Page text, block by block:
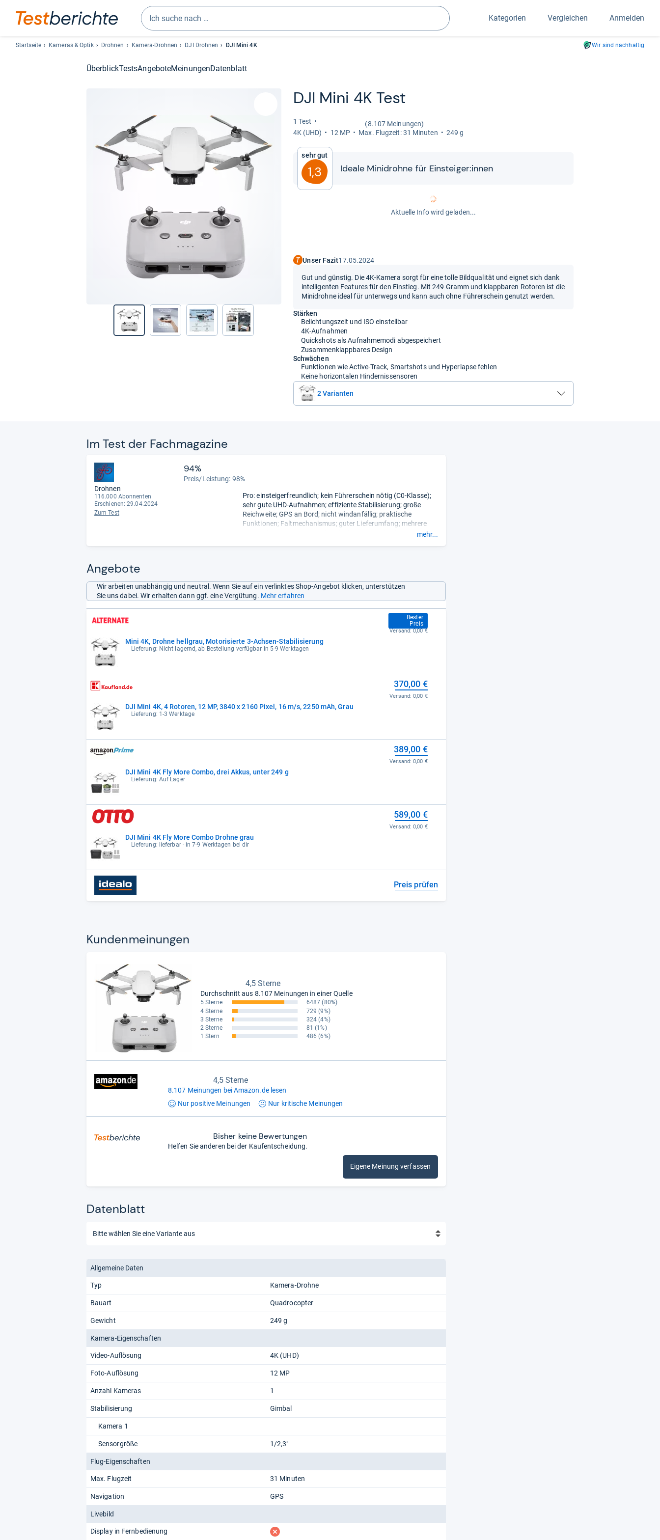
Suchen
Sie
drei
automatisch
lassen
sich
mit
Pfeiltasten
Kategorien Vergleichen Anmelden
Startseite Kameras & Optik Drohnen Kamera-Drohnen DJI Drohnen DJI Mini 4K Wir sind nachhaltig
ÜberblickTestsAngeboteMeinungenDatenblatt
DJI Mini 4K Test
1 Test
(8.107 Meinungen)
4K (UHD)
12 MP Max. Flug­zeit: 31 Minu­ten 249 g
Sehr gut
1,3 Ideale Mini­drohne für Ein­stei­ger:innen
Aktuelle Info wird geladen...
Unser Fazit17.05.2024
Gut und günstig. Die 4K-Kamera sorgt für eine tolle Bildqualität und eignet sich dank
intelligenten Features für den Einstieg. Mit 249 Gramm und klappbaren Rotoren ist die
Minidrohne ideal für unterwegs und kann auch ohne Führerschein genutzt werden.
Stärken
Belichtungszeit und ISO einstellbar
4K-Aufnahmen
Quickshots als Aufnahmemodi abgespeichert
Zusammenklappbares Design
Schwächen
Funktionen wie Active-Track, Smartshots und Hyperlapse fehlen
Keine horizontalen Hindernissensoren
2 Varianten
Im Test der Fach­ma­ga­zine
Drohnen
116.000 Abonnenten
Erschienen: 29.04.2024
Zum Test
94%
Preis/Leistung: 98%
Pro: einsteigerfreundlich; kein Führerschein nötig (C0-Klasse);
sehr gute UHD-Aufnahmen; effiziente Stabilisierung; große
Reichweite; GPS an Bord; nicht windanfällig; praktische
Funktionen; Faltmechanismus; guter Lieferumfang; mehrere
optionale Combos erhältlich; sehr fairer Preis für das Gebotene.
mehr...
Angebote
Wir arbeiten unabhängig und neutral. Wenn Sie auf ein verlinktes Shop-Angebot klicken, unterstützen
Sie uns dabei. Wir erhalten dann ggf. eine Vergütung. Mehr erfahren
Mini 4K, Drohne hellgrau, Motorisierte 3-Achsen-Stabilisierung
Lieferung: Nicht lagernd, ab Bestellung verfügbar in 5-9 Werktagen
Bester
Preis
294,78 €
Versand:0,00 €
DJI Mini 4K, 4 Rotoren, 12 MP, 3840 x 2160 Pixel, 16 m/s, 2250 mAh, Grau
Lieferung: 1-3 Werktage
370,00 €
Versand:0,00 €
DJI Mini 4K Fly More Combo, drei Akkus, unter 249 g
Lieferung: Auf Lager
389,00 €
Versand:0,00 €
DJI Mini 4K Fly More Combo Drohne grau
Lieferung: lieferbar - in 7-9 Werktagen bei dir
589,00 €
Versand:0,00 €
Preis prüfen
Kun­den­mei­nun­gen
4,5 Sterne
Durchschnitt aus 8.107 Meinungen in einer Quelle
5 Sterne 6487 (80%)
4 Sterne
729 (9%)
3 Sterne
324 (4%)
2 Sterne
81 (1%)
1 Stern
486 (6%)
4,5 Sterne
8.107 Meinungen bei Amazon.de lesen
Nur positive Meinungen Nur kritische Meinungen
Bisher keine Bewertungen
Helfen Sie anderen bei der Kaufentscheidung.
Eigene Meinung verfassen
Datenblatt
Allgemeine Daten
Typ Kamera-Drohne
Bauart Quadrocopter
Gewicht 249 g
Kamera-Eigenschaften
Video-Auflösung 4K (UHD)
Foto-Auflösung 12 MP
Anzahl Kameras 1
Stabilisierung Gimbal
Kamera 1
Sensorgröße 1/2,3"
Flug-Eigenschaften
Max. Flugzeit 31 Minuten
Navigation GPS
Livebild
Display in Fernbedienung fehlt